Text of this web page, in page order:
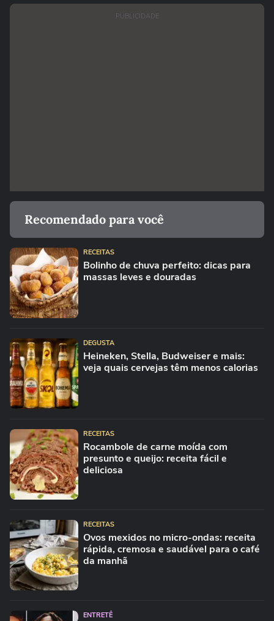
PUBLICIDADE
Recomendado para você
RECEITAS
Bolinho de chuva perfeito: dicas para
massas leves e douradas
DEGUSTA
Heineken, Stella, Budweiser e mais:
veja quais cervejas têm menos calorias
RECEITAS
Rocambole de carne moída com
presunto e queijo: receita fácil e
deliciosa
RECEITAS
Ovos mexidos no micro-ondas: receita
rápida, cremosa e saudável para o café
da manhã
ENTRETÊ